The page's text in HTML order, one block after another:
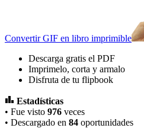
Convertir GIF en libro imprimible
Descarga gratis el PDF
Imprimelo, corta y armalo
Disfruta de tu flipbook
Estadísticas
• Fue visto 976 veces
• Descargado en 84 oportunidades